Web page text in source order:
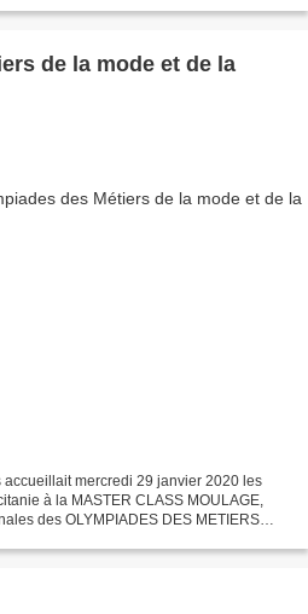
de la mode et de la
mercredi 29 janvier 2020 les
à la MASTER CLASS MOULAGE,
des OLYMPIADES DES METIERS